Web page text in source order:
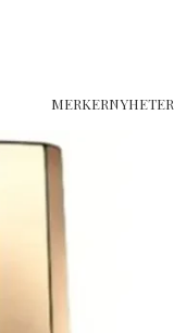
MERKERNYHETER